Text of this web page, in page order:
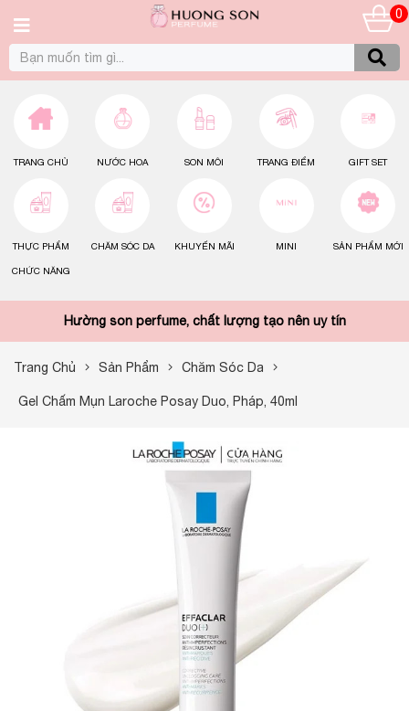
0
TRANG CHỦ NƯỚC HOA SON MÔI TRANG ĐIỂM GIFT SET
THỰC PHẨM
CHỨC NĂNG
CHĂM SÓC DA KHUYẾN MÃI MINI SẢN PHẨM MỚI
Hường son perfume, chất lượng tạo nên uy tín
Trang Chủ Sản Phẩm Chăm Sóc Da
Gel Chấm Mụn Laroche Posay Duo, Pháp, 40ml